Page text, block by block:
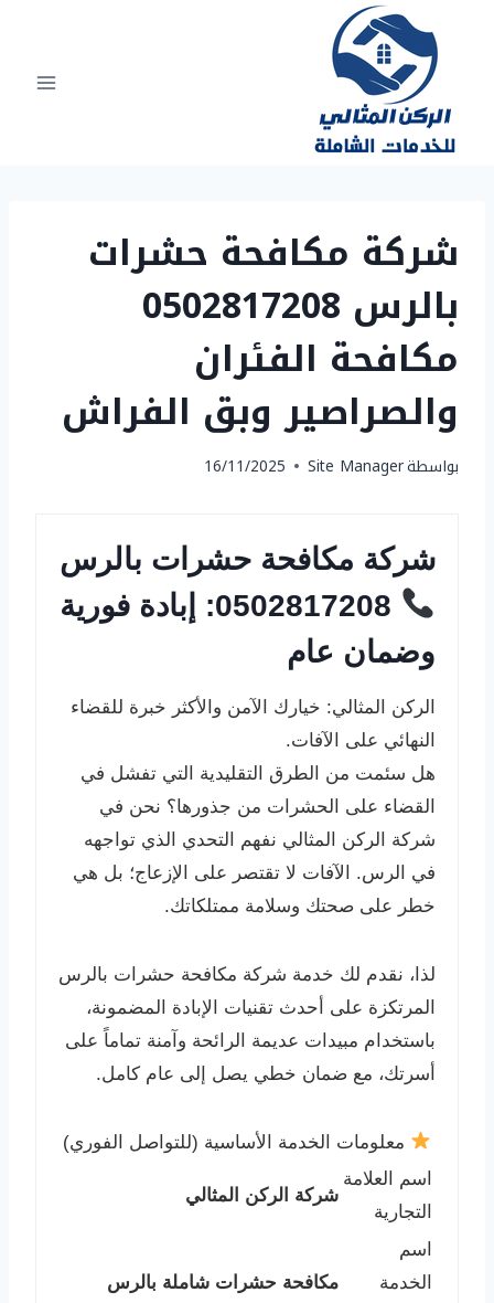
المحتوى
شركة مكافحة حشرات
بالرس 0502817208
مكافحة الفئران
والصراصير وبق الفراش
بواسطةSite Manager
16/11/2025
شركة مكافحة حشرات بالرس
0502817208: إبادة فورية
وضمان عام
الركن المثالي: خيارك الآمن والأكثر خبرة للقضاء
النهائي على الآفات.
هل سئمت من الطرق التقليدية التي تفشل في
القضاء على الحشرات من جذورها؟ نحن في
شركة الركن المثالي نفهم التحدي الذي تواجهه
في الرس. الآفات لا تقتصر على الإزعاج؛ بل هي
خطر على صحتك وسلامة ممتلكاتك.
لذا، نقدم لك خدمة شركة مكافحة حشرات بالرس
المرتكزة على أحدث تقنيات الإبادة المضمونة،
باستخدام مبيدات عديمة الرائحة وآمنة تماماً على
أسرتك، مع ضمان خطي يصل إلى عام كامل.
معلومات الخدمة الأساسية (للتواصل الفوري)
اسم العلامة
التجارية
شركة الركن المثالي
اسم
الخدمة
مكافحة حشرات شاملة بالرس